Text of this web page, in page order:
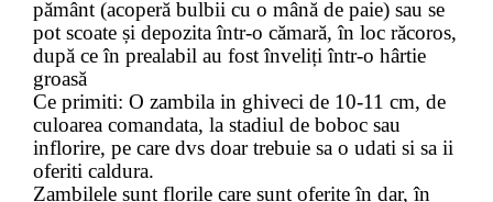
pământ (acoperă bulbii cu o mână de paie) sau se
pot scoate și depozita într-o cămară, în loc răcoros,
după ce în prealabil au fost înveliți într-o hârtie
groasă
Ce primiti: O zambila in ghiveci de 10-11 cm, de
culoarea comandata, la stadiul de boboc sau
inflorire, pe care dvs doar trebuie sa o udati si sa ii
oferiti caldura.
Zambilele sunt florile care sunt oferite în dar, în